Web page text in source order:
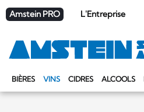
Amstein PRO L'Entreprise
BIÈRES VINS CIDRES ALCOOLS